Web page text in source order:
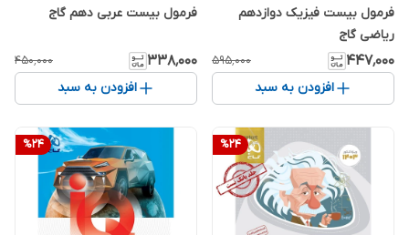
فرمول بیست فیزیک دوازدهم
ریاضی گاج
۴۴۷٬۰۰۰ ۵۹۵٬۰۰۰
افزودن به سبد
فرمول بیست عربی دهم گاج
۳۳۸٬۰۰۰ ۴۵۰٬۰۰۰
افزودن به سبد
%24
%24